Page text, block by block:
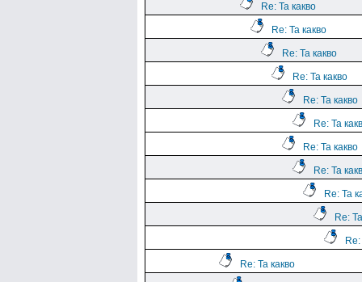
Re: Та какво
Re: Та какво
Re: Та какво
Re: Та какво
Re: Та какво
Re: Та
Re: Та какво
Re: Та
Re: Та
Re:
Re: Та какво